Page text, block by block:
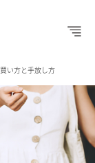
い方と手放し方